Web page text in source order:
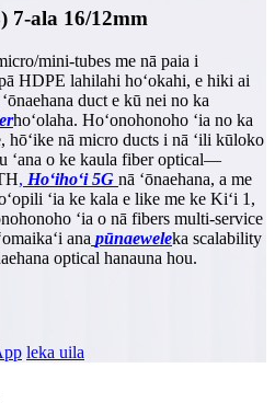
7-ala 16/12mm
mini-tubes me nā paia i
HDPE lahilahi hoʻokahi, e hiki ai
duct e kū nei no ka
hoʻolaha. Hoʻonohonoho ʻia no ka
hōʻike nā micro ducts i nā ʻili kūloko
ʻana o ke kaula fiber optical—
, Hoʻihoʻi 5G nā ʻōnaehana, a me
ʻia ke kala e like me ke Kiʻi 1,
ʻia o nā fibers multi-service
ana pūnaeweleka scalability
optical hanauna hou.
leka uila